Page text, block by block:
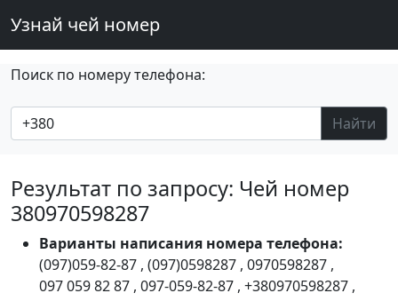
Узнай чей номер
Поиск по номеру телефона:
Найти
Результат по запросу: Чей номер
380970598287
Варианты написания номера телефона:
(097)059-82-87 , (097)0598287 , 0970598287 ,
097 059 82 87 , 097-059-82-87 , +380970598287 ,